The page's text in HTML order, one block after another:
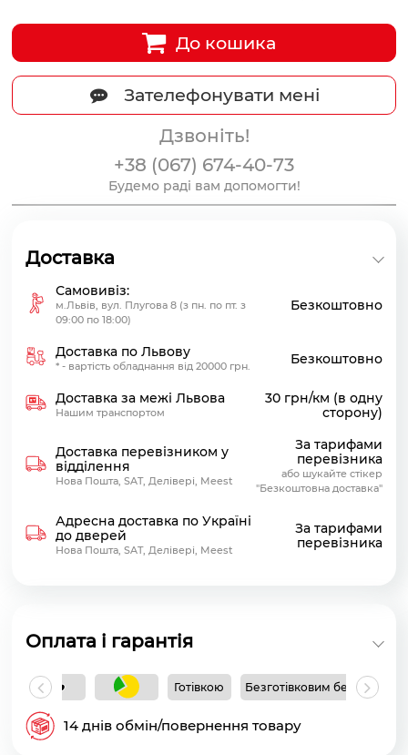
До кошика
Зателефонувати мені
Дзвоніть!
+38 (067) 674-40-73
Будемо раді вам допомогти!
Доставка
Самовивіз:
м.Львів, вул. Плугова 8 (з пн. по пт. з
09:00 по 18:00)
Безкоштовно
Доставка по Львову
* - вартість обладнання від 20000 грн. Безкоштовно
Доставка за межі Львова
Нашим транспортом
30 грн/км (в одну
сторону)
Доставка перевізником у
відділення
Нова Пошта, SAT, Делівері, Meest
За тарифами
перевізника
або шукайте стікер
"Безкоштовна доставка"
Адресна доставка по Україні
до дверей
Нова Пошта, SAT, Делівері, Meest
За тарифами
перевізника
Оплата і гарантія
Готівкою Безготівковим без ПДВ
14 днів обмін/повернення товару